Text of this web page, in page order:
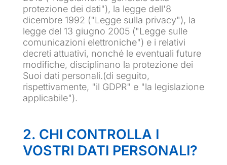
protezione dei dati"), la legge dell'8
dicembre 1992 ("Legge sulla privacy"), la
legge del 13 giugno 2005 ("Legge sulle
comunicazioni elettroniche") e i relativi
decreti attuativi, nonché le eventuali future
modifiche, disciplinano la protezione dei
Suoi dati personali.(di seguito,
rispettivamente, "il GDPR" e "la legislazione
applicabile").
2. CHI CONTROLLA I
VOSTRI DATI PERSONALI?